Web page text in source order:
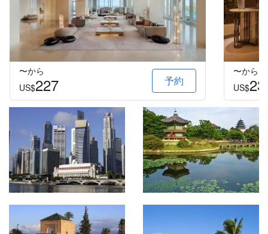
〜から
US$227 予約
〜から
US$